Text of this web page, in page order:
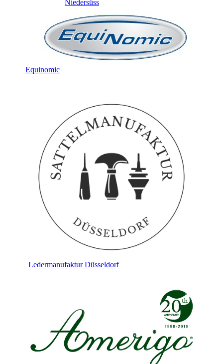
Niedersüss
Equinomic
Ledermanufaktur Düsseldorf